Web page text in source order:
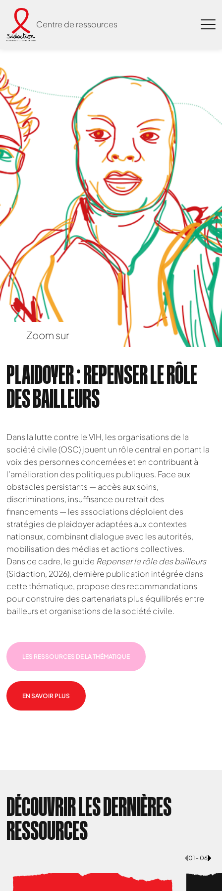
Centre de ressources
Zoom sur
PLAIDOYER : REPENSER LE RÔLE
DES BAILLEURS
Dans la lutte contre le VIH, les organisations de la
société civile (OSC) jouent un rôle central en portant la
voix des personnes concernées et en contribuant à
l’amélioration des politiques publiques. Face aux
obstacles persistants — accès aux soins,
discriminations, insuffisance ou retrait des
financements — les associations déploient des
stratégies de plaidoyer adaptées aux contextes
nationaux, combinant dialogue avec les autorités,
mobilisation des médias et actions collectives.
Dans ce cadre, le guide Repenser le rôle des bailleurs
(Sidaction, 2026), dernière publication intégrée dans
cette thématique, propose des recommandations
pour construire des partenariats plus équilibrés entre
bailleurs et organisations de la société civile.
LES RESSOURCES DE LA THÉMATIQUE
EN SAVOIR PLUS
DÉCOUVRIR LES DERNIÈRES
RESSOURCES
01 - 06